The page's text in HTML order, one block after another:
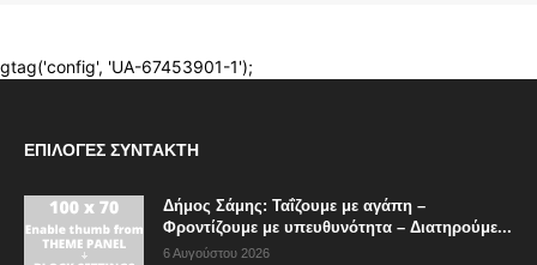
ΕΠΙΛΟΓΈΣ ΣΥΝΤΆΚΤΗ
Δήμος Σάμης: Ταΐζουμε με αγάπη –
Φροντίζουμε με υπευθυνότητα – Διατηρούμε...
6 Αυγούστου 2026